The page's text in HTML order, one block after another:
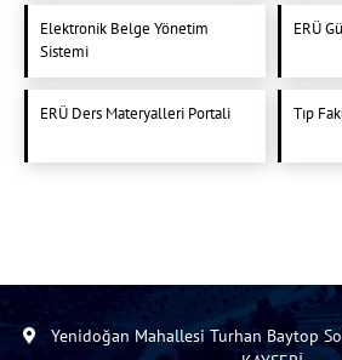
Elektronik Belge Yönetim
Sistemi
ERÜ
ERÜ Ders Materyalleri Portali Tıp
Yenidoğan Mahallesi Turhan Baytop